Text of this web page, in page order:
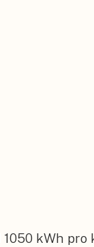
kWh pro